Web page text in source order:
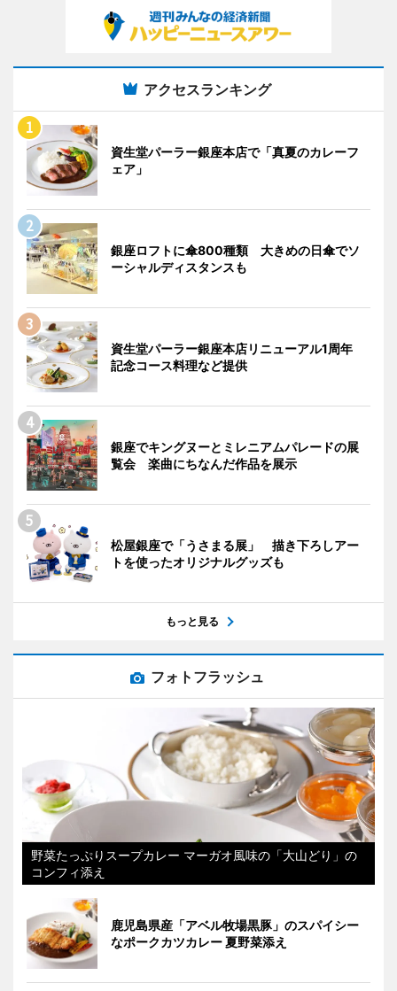
アクセスランキング
資生堂パーラー銀座本店で「真夏のカレーフ
ェア」
銀座ロフトに傘800種類 大きめの日傘でソ
ーシャルディスタンスも
資生堂パーラー銀座本店リニューアル1周年
記念コース料理など提供
銀座でキングヌーとミレニアムパレードの展
覧会 楽曲にちなんだ作品を展示
松屋銀座で「うさまる展」 描き下ろしアー
トを使ったオリジナルグッズも
もっと見る
フォトフラッシュ
野菜たっぷりスープカレー マーガオ風味の「大山どり」の
コンフィ添え
鹿児島県産「アベル牧場黒豚」のスパイシー
なポークカツカレー 夏野菜添え